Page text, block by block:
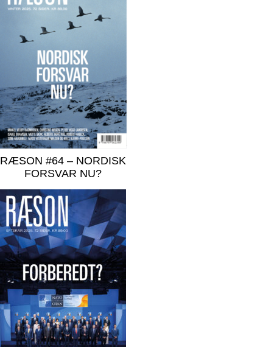
RÆSON #64 – NORDISK
FORSVAR NU?